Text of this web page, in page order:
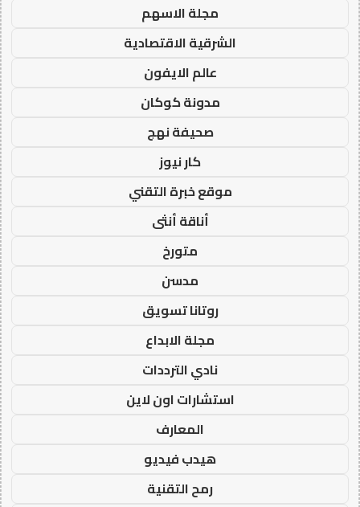
مجلة الاسهم
الشرقية الاقتصادية
عالم الايفون
مدونة كوكان
صحيفة نهج
كار نيوز
موقع خبرة التقني
أناقة أنثى
متورخ
مدسن
روتانا تسويق
مجلة الابداع
نادي الترددات
استشارات اون لاين
المعارف
هيدب فيديو
رمح التقنية